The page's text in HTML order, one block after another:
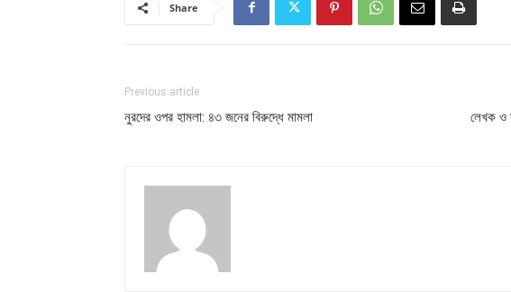
Share
Previous article
নুরদের ওপর হামলা: ৪৩ জনের বিরুদ্ধে মামলা লেখক ও